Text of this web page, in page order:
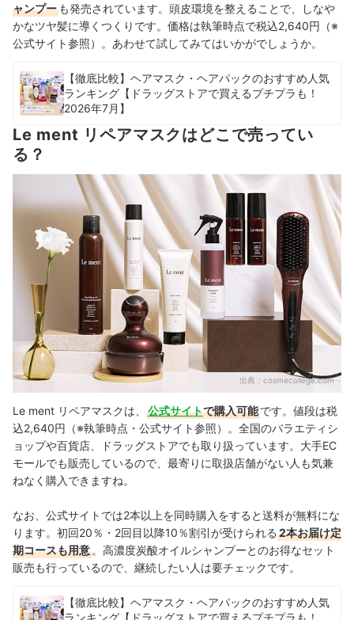
ャンプー も発売されています。頭皮環境を整えることで、しなや
かなツヤ髪に導くつくりです。価格は執筆時点で税込2,640円（※
公式サイト参照）。あわせて試してみてはいかがでしょうか。
【徹底比較】ヘアマスク・ヘアパックのおすすめ人気
ランキング【ドラッグストアで買えるプチプラも！
2026年7月】
Le ment リペアマスクはどこで売ってい
る？
出典： cosmecollege.com
Le ment リペアマスクは、 公式サイトで購入可能です。値段は税
込2,640円（※執筆時点・公式サイト参照）。全国のバラエティシ
ョップや百貨店、ドラッグストアでも取り扱っています。大手EC
モールでも販売しているので、最寄りに取扱店舗がない人も気兼
ねなく購入できますね。
なお、公式サイトでは2本以上を同時購入をすると送料が無料にな
ります。初回20％・2回目以降10％割引が受けられる 2本お届け定
期コースも用意 。高濃度炭酸オイルシャンプーとのお得なセット
販売も行っているので、 継続したい人は要チェックです。
【徹底比較】ヘアマスク・ヘアパックのおすすめ人気